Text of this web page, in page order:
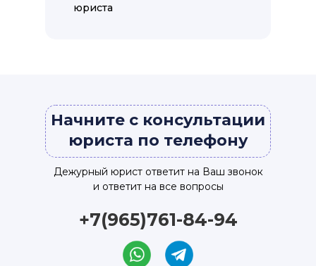
юриста
Начните с консультации
юриста по телефону
Дежурный юрист ответит на Ваш звонок
и ответит на все вопросы
+7(965)761-84-94